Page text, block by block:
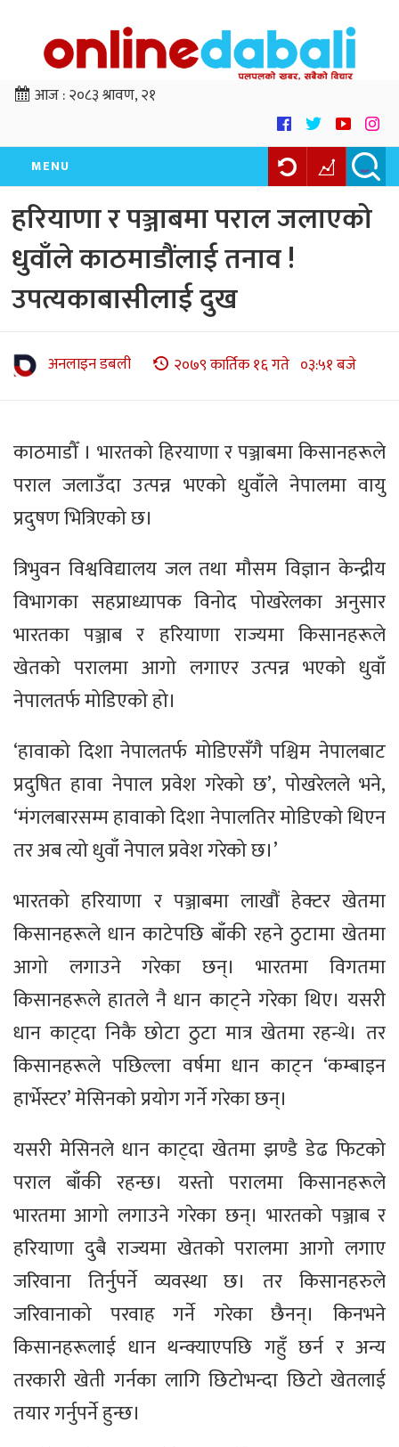
आज :२०८३ श्रावण, २१
MENU
हरियाणा र पञ्जाबमा पराल जलाएको
धुवाँले काठमाडौंलाई तनाव !
उपत्यकाबासीलाई दुख
अनलाइन डबली २०७९ कार्तिक १६ गते ०३:५१ बजे
काठमाडौँ । भारतको हिरयाणा र पञ्जाबमा किसानहरूले
पराल जलाउँदा उत्पन्न भएको धुवाँले नेपालमा वायु
प्रदुषण भित्रिएको छ।
त्रिभुवन विश्वविद्यालय जल तथा मौसम विज्ञान केन्द्रीय
विभागका सहप्राध्यापक विनोद पोखरेलका अनुसार
भारतका पञ्जाब र हरियाणा राज्यमा किसानहरूले
खेतको परालमा आगो लगाएर उत्पन्न भएको धुवाँ
नेपालतर्फ मोडिएको हो।
‘हावाको दिशा नेपालतर्फ मोडिएसँगै पश्चिम नेपालबाट
प्रदुषित हावा नेपाल प्रवेश गरेको छ’, पोखरेलले भने,
‘मंगलबारसम्म हावाको दिशा नेपालतिर मोडिएको थिएन
तर अब त्यो धुवाँ नेपाल प्रवेश गरेको छ।’
भारतको हरियाणा र पञ्जाबमा लाखौं हेक्टर खेतमा
किसानहरूले धान काटेपछि बाँकी रहने ठुटामा खेतमा
आगो लगाउने गरेका छन्। भारतमा विगतमा
किसानहरूले हातले नै धान काट्ने गरेका थिए। यसरी
धान काट्दा निकै छोटा ठुटा मात्र खेतमा रहन्थे। तर
किसानहरूले पछिल्ला वर्षमा धान काट्न ‘कम्बाइन
हार्भेस्टर’ मेसिनको प्रयोग गर्ने गरेका छन्।
यसरी मेसिनले धान काट्दा खेतमा झण्डै डेढ फिटको
पराल बाँकी रहन्छ। यस्तो परालमा किसानहरूले
भारतमा आगो लगाउने गरेका छन्। भारतको पञ्जाब र
हरियाणा दुबै राज्यमा खेतको परालमा आगो लगाए
जरिवाना तिर्नुपर्ने व्यवस्था छ। तर किसानहरुले
जरिवानाको परवाह गर्ने गरेका छैनन्। किनभने
किसानहरूलाई धान थन्क्याएपछि गहुँ छर्न र अन्य
तरकारी खेती गर्नका लागि छिटोभन्दा छिटो खेतलाई
तयार गर्नुपर्ने हुन्छ।